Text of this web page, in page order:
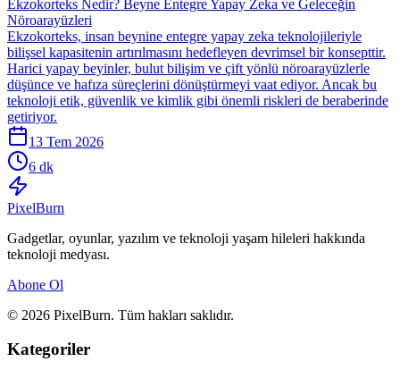
Ekzokorteks Nedir? Beyne Entegre Yapay Zeka ve Geleceğin
Nöroarayüzleri
Ekzokorteks, insan beynine entegre yapay zeka teknolojileriyle
bilişsel kapasitenin artırılmasını hedefleyen devrimsel bir konsepttir.
Harici yapay beyinler, bulut bilişim ve çift yönlü nöroarayüzlerle
düşünce ve hafıza süreçlerini dönüştürmeyi vaat ediyor. Ancak bu
teknoloji etik, güvenlik ve kimlik gibi önemli riskleri de beraberinde
getiriyor.
13 Tem 2026
6 dk
PixelBurn
Gadgetlar, oyunlar, yazılım ve teknoloji yaşam hileleri hakkında
teknoloji medyası.
Abone Ol
© 2026 PixelBurn. Tüm hakları saklıdır.
Kategoriler